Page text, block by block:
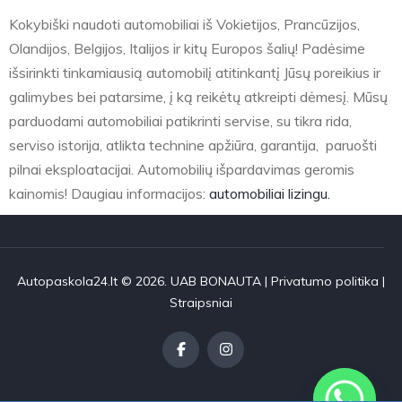
Kokybiški naudoti automobiliai iš Vokietijos, Prancūzijos,
Olandijos, Belgijos, Italijos ir kitų Europos šalių! Padėsime
išsirinkti tinkamiausią automobilį atitinkantį Jūsų poreikius ir
galimybes bei patarsime, į ką reikėtų atkreipti dėmesį. Mūsų
parduodami automobiliai patikrinti servise, su tikra rida,
serviso istorija, atlikta technine apžiūra, garantija, paruošti
pilnai eksploatacijai. Automobilių išpardavimas geromis
kainomis! Daugiau informacijos: automobiliai lizingu.
Autopaskola24.lt © 2026. UAB BONAUTA | Privatumo politika |
Straipsniai